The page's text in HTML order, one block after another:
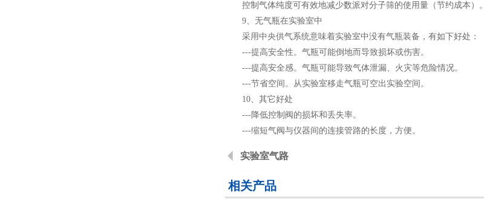
控制气体纯度可有效地减少数派对分子筛的使用量（节约成本）。
9、无气瓶在实验室中
采用中央供气系统意味着实验室中没有气瓶装备，有如下好处：
---提高安全性。气瓶可能倒地而导致损坏或伤害。
---提高安全感。气瓶可能导致气体泄漏、火灾等危险情况。
---节省空间。从实验室移走气瓶可空出实验空间。
10、其它好处
---降低控制阀的损坏和丢失率。
---缩短气阀与仪器间的连接管路的长度，方便。
实验室气路
相关产品